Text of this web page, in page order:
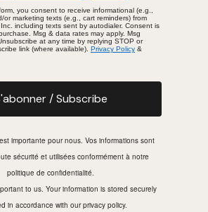
you consent to receive informational (e.g.,
or marketing texts (e.g., cart reminders) from
including texts sent by autodialer. Consent is
Msg & data rates may apply. Msg
at any time by replying STOP or
link (where available). Privacy Policy &
/ Subscribe
importante pour nous. Vos informations sont
sécurité et utilisées conformément à notre
politique de confidentialité.
to us. Your information is stored securely
in accordance with our privacy policy.